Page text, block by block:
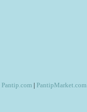
Pantip.com | PantipMarket.com